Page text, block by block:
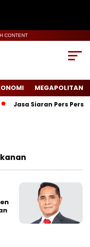
CONTENT
MEGAPOLITAN
Jasa Siaran Pers